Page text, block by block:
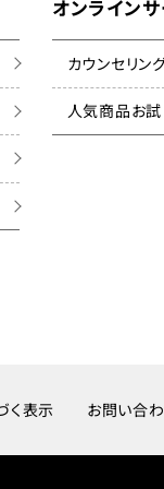
オンライン
カウンセリン
人気商品お
く表示 お問い合